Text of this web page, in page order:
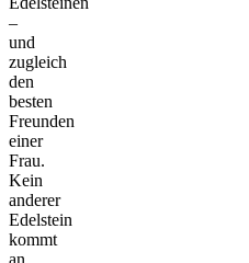
–
und
zugleich
den
besten
Freunden
einer
Frau.
Kein
anderer
Edelstein
kommt